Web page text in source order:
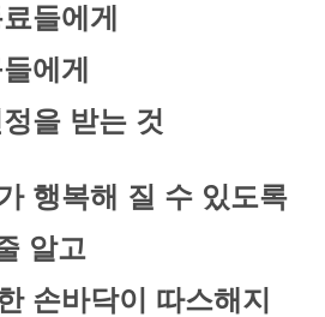
들에게
에게
을 받는 것
행복해 질 수 있도록
알고
손바닥이 따스해지